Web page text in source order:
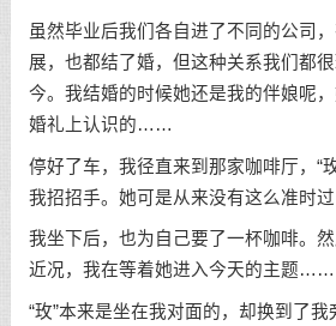
虽然毕业后我们各自进了不同的公司
展，也都结了婚，但这种关系我们都
今。我结婚的时候她还是我的伴娘呢
婚礼上认识的……
停好了车，我径直来到那家咖啡厅，“
我招招手。她可是从来没有这么准时
我坐下后，也为自己要了一杯咖啡。
近况，我在等着她进入今天的主题……
“玫”本来是坐在我对面的，却换到了